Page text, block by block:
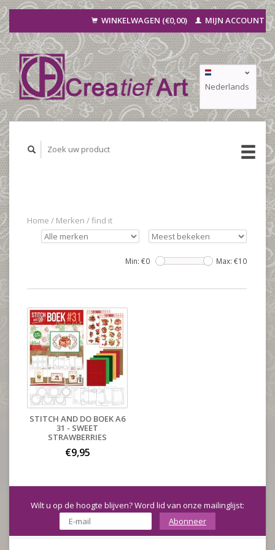
WINKELWAGEN (€0,00) MIJN ACCOUNT
Nederlands
Deutsch
Home / Merken /find it
Min: €0 Max: €10
STITCH AND DO BOEK A6
31 - SWEET
STRAWBERRIES
€9,95
Wilt u op de hoogte blijven? Word lid van onze mailinglijst:
Abonneer